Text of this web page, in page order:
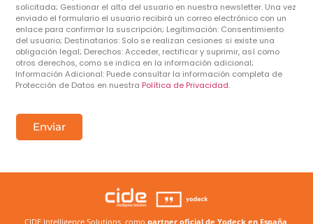
solicitada; Gestionar el alta del usuario en nuestra newsletter. Una vez
enviado el formulario el usuario recibirá un correo electrónico con un
enlace para confirmar la suscripción; Legitimación: Consentimiento
del usuario; Destinatarios: Solo se realizan cesiones si existe una
obligación legal; Derechos: Acceder, rectificar y suprimir, así como
otros derechos, como se indica en la información adicional;
Información Adicional: Puede consultar la información completa de
Protección de Datos en nuestra Política de Privacidad.
Enviar
CIDE Intelligence Solutions, como partner oficial de Yodeck en España